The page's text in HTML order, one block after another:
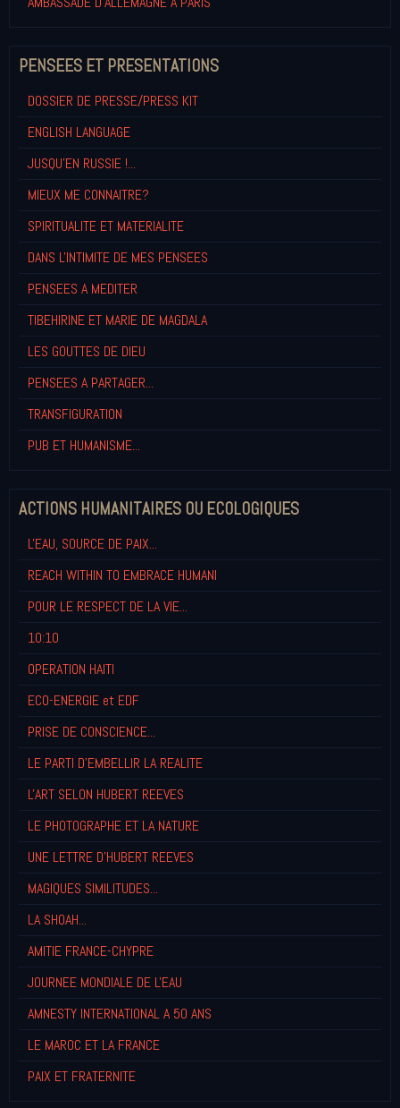
PENSEES ET PRESENTATIONS
DOSSIER DE PRESSE/PRESS KIT
ENGLISH LANGUAGE
JUSQU'EN RUSSIE !...
MIEUX ME CONNAITRE?
SPIRITUALITE ET MATERIALITE
DANS L'INTIMITE DE MES PENSEES
PENSEES A MEDITER
TIBEHIRINE ET MARIE DE MAGDALA
LES GOUTTES DE DIEU
PENSEES A PARTAGER...
TRANSFIGURATION
PUB ET HUMANISME...
ACTIONS HUMANITAIRES OU ECOLOGIQUES
L'EAU, SOURCE DE PAIX...
REACH WITHIN TO EMBRACE HUMANI
POUR LE RESPECT DE LA VIE...
10:10
OPERATION HAITI
ECO-ENERGIE et EDF
PRISE DE CONSCIENCE...
LE PARTI D'EMBELLIR LA REALITE
L'ART SELON HUBERT REEVES
LE PHOTOGRAPHE ET LA NATURE
UNE LETTRE D'HUBERT REEVES
MAGIQUES SIMILITUDES...
LA SHOAH...
AMITIE FRANCE-CHYPRE
JOURNEE MONDIALE DE L'EAU
AMNESTY INTERNATIONAL A 50 ANS
LE MAROC ET LA FRANCE
PAIX ET FRATERNITE